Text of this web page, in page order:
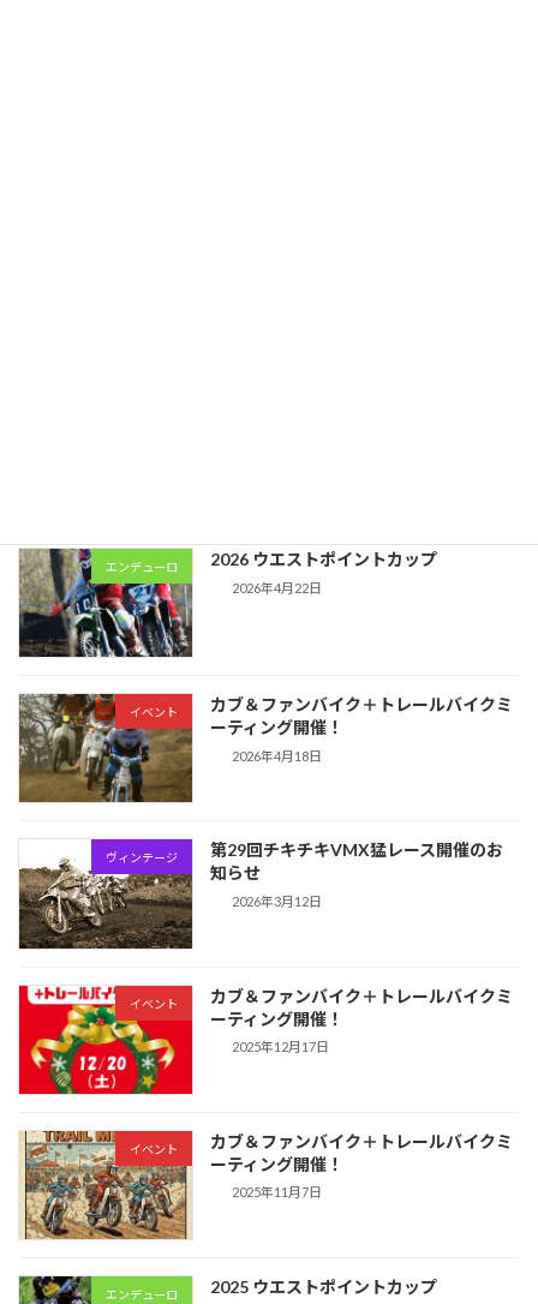
エンデューロ 2026 ウエストポイントカップ
2026年4月22日
イベント
カブ＆ファンバイク＋トレールバイクミ
ーティング開催！
2026年4月18日
ヴィンテージ
第29回チキチキVMX猛レース開催のお
知らせ
2026年3月12日
イベント
カブ＆ファンバイク＋トレールバイクミ
ーティング開催！
2025年12月17日
イベント
カブ＆ファンバイク＋トレールバイクミ
ーティング開催！
2025年11月7日
エンデューロ 2025 ウエストポイントカップ